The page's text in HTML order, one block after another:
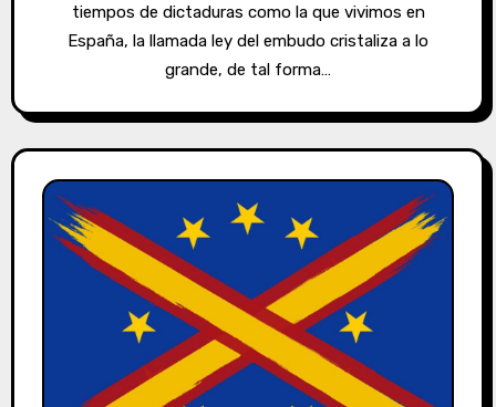
tiempos de dictaduras como la que vivimos en
España, la llamada ley del embudo cristaliza a lo
grande, de tal forma…